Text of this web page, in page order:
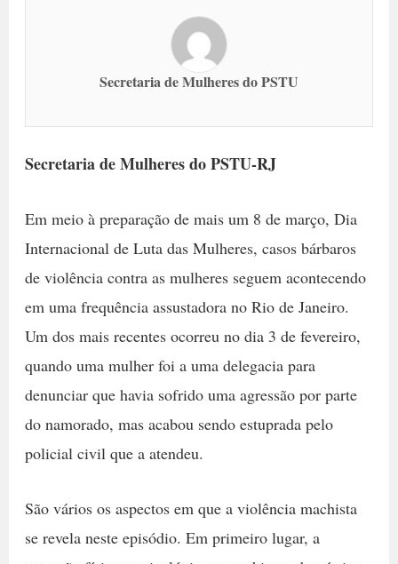
Secretaria de Mulheres do PSTU
Secretaria de Mulheres do PSTU-RJ
Em meio à preparação de mais um 8 de março, Dia
Internacional de Luta das Mulheres, casos bárbaros
de violência contra as mulheres seguem acontecendo
em uma frequência assustadora no Rio de Janeiro.
Um dos mais recentes ocorreu no dia 3 de fevereiro,
quando uma mulher foi a uma delegacia para
denunciar que havia sofrido uma agressão por parte
do namorado, mas acabou sendo estuprada pelo
policial civil que a atendeu.
São vários os aspectos em que a violência machista
se revela neste episódio. Em primeiro lugar, a